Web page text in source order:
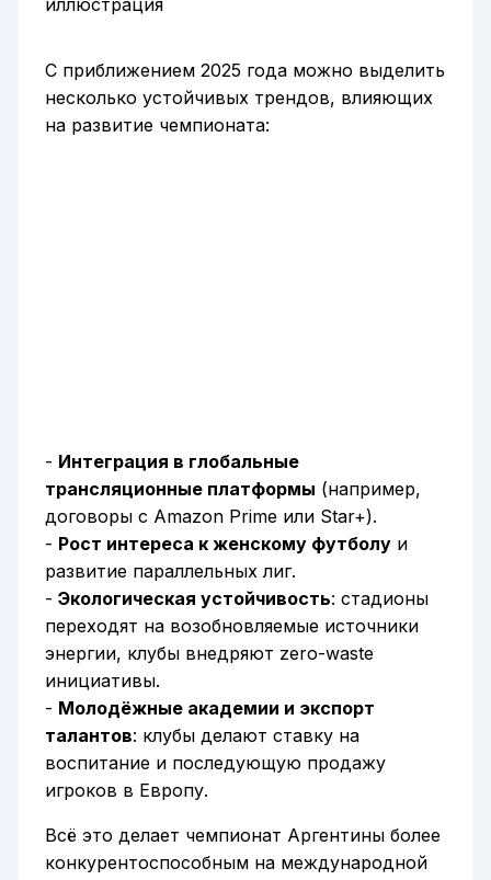
С приближением 2025 года можно выделить
несколько устойчивых трендов, влияющих
на развитие чемпионата:
- Интеграция в глобальные
трансляционные платформы (например,
договоры с Amazon Prime или Star+).
- Рост интереса к женскому футболуи
развитие параллельных лиг.
- Экологическая устойчивость: стадионы
переходят на возобновляемые источники
энергии, клубы внедряют zero-waste
инициативы.
- Молодёжные академии и экспорт
талантов: клубы делают ставку на
воспитание и последующую продажу
игроков в Европу.
Всё это делает чемпионат Аргентины более
конкурентоспособным на международной